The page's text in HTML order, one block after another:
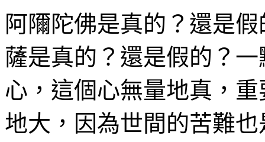
阿隬陀佛是真的？還是
薩是真的？還是假的？
心，這個心無量地真，
地大，因為世間的苦難